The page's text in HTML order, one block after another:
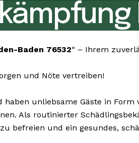
Baden 76532“ – Ihrem
und Nöte vertreiben!
haben unliebsame Gäste in
Als routinierter
befreien und ein gesundes,